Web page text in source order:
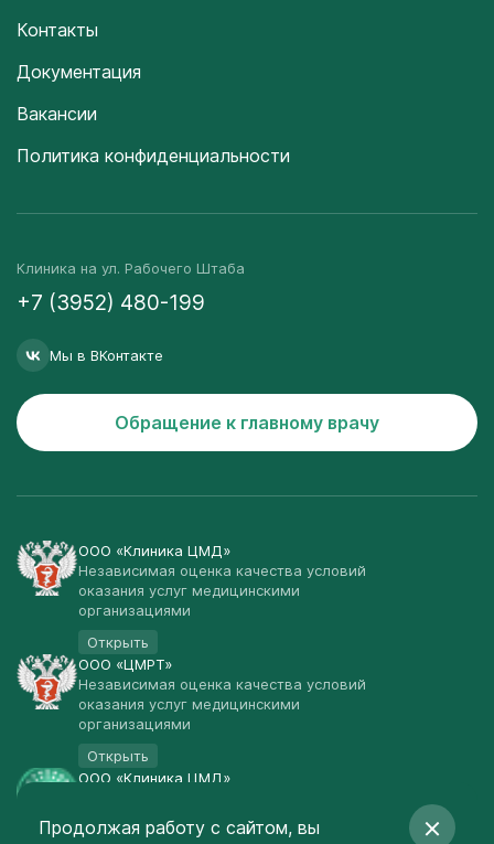
Контакты
Документация
Вакансии
Политика конфиденциальности
Клиника на ул. Рабочего Штаба
+7 (3952) 480-199
Мы в ВКонтакте
Обращение к главному врачу
ООО «Клиника ЦМД»
Независимая оценка качества условий
оказания услуг медицинскими
организациями
Открыть
ООО «ЦМРТ»
Независимая оценка качества условий
оказания услуг медицинскими
организациями
Открыть
ООО «Клиника ЦМД»
Открыть
Продолжая работу с сайтом, вы